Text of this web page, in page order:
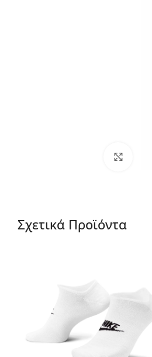
Σχετικά Προϊόντα